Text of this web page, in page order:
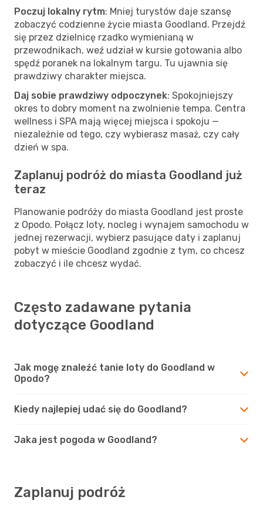
Poczuj lokalny rytm: Mniej turystów daje szansę
zobaczyć codzienne życie miasta Goodland. Przejdź
się przez dzielnicę rzadko wymienianą w
przewodnikach, weź udział w kursie gotowania albo
spędź poranek na lokalnym targu. Tu ujawnia się
prawdziwy charakter miejsca.
Daj sobie prawdziwy odpoczynek: Spokojniejszy
okres to dobry moment na zwolnienie tempa. Centra
wellness i SPA mają więcej miejsca i spokoju —
niezależnie od tego, czy wybierasz masaż, czy cały
dzień w spa.
Zaplanuj podróż do miasta Goodland już
teraz
Planowanie podróży do miasta Goodland jest proste
z Opodo. Połącz loty, nocleg i wynajem samochodu w
jednej rezerwacji, wybierz pasujące daty i zaplanuj
pobyt w mieście Goodland zgodnie z tym, co chcesz
zobaczyć i ile chcesz wydać.
Często zadawane pytania
dotyczące Goodland
Jak mogę znaleźć tanie loty do Goodland w
Opodo?
Kiedy najlepiej udać się do Goodland?
Jaka jest pogoda w Goodland?
Zaplanuj podróż